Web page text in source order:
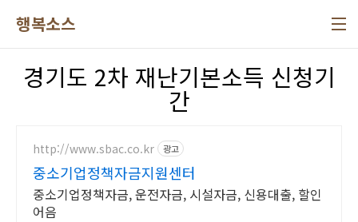
행복소스
경기도 2차 재난기본소득 신청기
간
http://www.sbac.co.kr 광고
중소기업정책자금지원센터
중소기업정책자금, 운전자금, 시설자금, 신용대출, 할인
어음